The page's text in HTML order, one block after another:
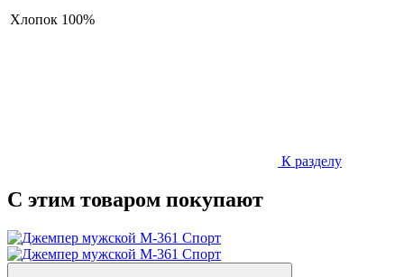
Хлопок 100%
К разделу
С этим товаром покупают